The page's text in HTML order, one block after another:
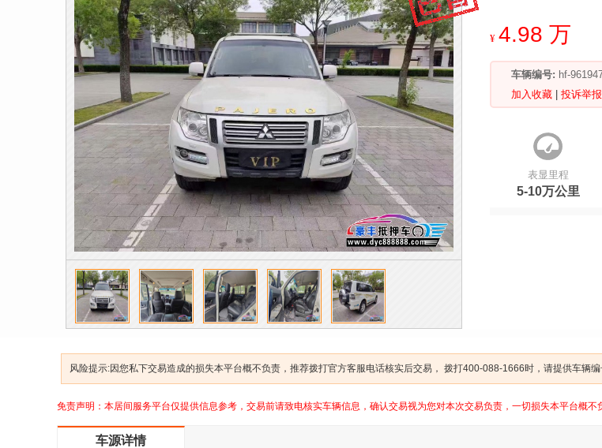
¥ 4.98 万
车辆编号: hf-
加入收藏
投诉举报
表显里程
5-10万公里
风险提示:因您私下交易造成的损失本平台概不负责，推荐拨打官方客服电话核实后交易， 拨打400-088-1666时，请提供车辆
免责声明：本居间服务平台仅提供信息参考，交易前请致电核实车辆信息，确认交易视为您对本次交易负责，一切损失本平台概不
车源详情